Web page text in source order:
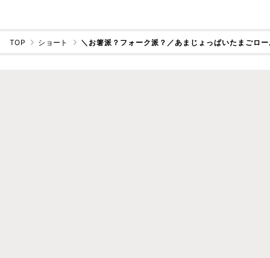
TOP ショート ＼お箸派？フォーク派？／あまじょっぱいたまごロ